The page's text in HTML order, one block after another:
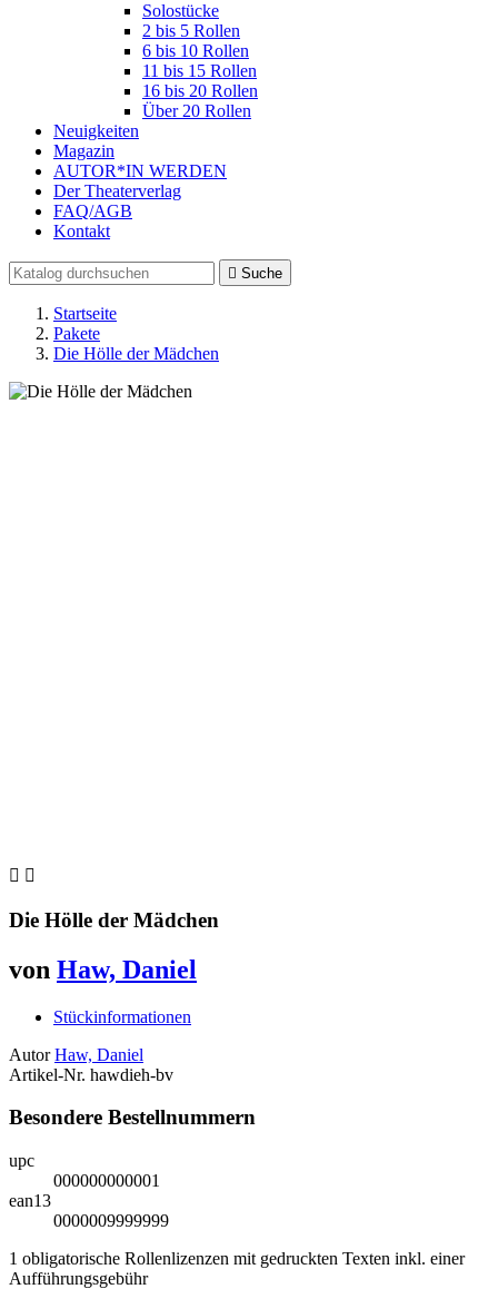
Solostücke
2 bis 5 Rollen
6 bis 10 Rollen
11 bis 15 Rollen
16 bis 20 Rollen
Über 20 Rollen
Neuigkeiten
Magazin
AUTOR*IN WERDEN
Der Theaterverlag
FAQ/AGB
Kontakt
 Suche
Startseite
Pakete
Die Hölle der Mädchen
 
Die Hölle der Mädchen
von Haw, Daniel
Stückinformationen
Autor Haw, Daniel
Artikel-Nr. hawdieh-bv
Besondere Bestellnummern
upc
000000000001
ean13
0000009999999
1 obligatorische Rollenlizenzen mit gedruckten Texten inkl. einer
Aufführungsgebühr